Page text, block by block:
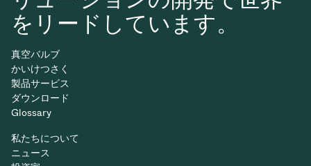
をリードしています。
真空バルブ
かいけつさく
製品サービス
ダウンロード
Glossary
私たちについて
ニュース